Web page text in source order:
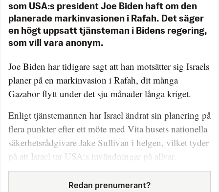
som USA:s president Joe Biden haft om den
planerade markinvasionen i Rafah. Det säger
en högt uppsatt tjänsteman i Bidens regering,
som vill vara anonym.
Joe Biden har tidigare sagt att han motsätter sig Israels
planer på en markinvasion i Rafah, dit många
Gazabor flytt under det sju månader långa kriget.
Enligt tjänstemannen har Israel ändrat sin planering på
flera punkter efter ett möte med Vita husets nationella
säkerhetsrådgivare Jake Sullivan i helgen, vilket tyder
på att Israel tar USA:s invändningar på allvar.
Redan prenumerant?